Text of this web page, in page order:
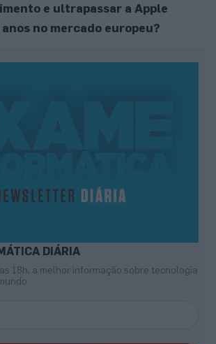
e ultrapassar a Apple
no mercado europeu?
DIÁRIA
18h, a melhor informação sobre tecnologia